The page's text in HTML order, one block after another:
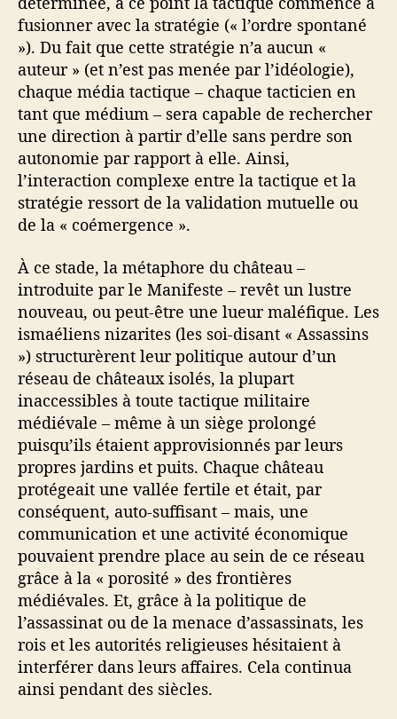
fusionner avec la stratégie (« l’ordre spontané
»). Du fait que cette stratégie n’a aucun «
auteur » (et n’est pas menée par l’idéologie),
chaque média tactique – chaque tacticien en
tant que médium – sera capable de rechercher
une direction à partir d’elle sans perdre son
autonomie par rapport à elle. Ainsi,
l’interaction complexe entre la tactique et la
stratégie ressort de la validation mutuelle ou
de la « coémergence ».
À ce stade, la métaphore du château –
introduite par le Manifeste – revêt un lustre
nouveau, ou peut-être une lueur maléfique. Les
ismaéliens nizarites (les soi-disant « Assassins
») structurèrent leur politique autour d’un
réseau de châteaux isolés, la plupart
inaccessibles à toute tactique militaire
médiévale – même à un siège prolongé
puisqu’ils étaient approvisionnés par leurs
propres jardins et puits. Chaque château
protégeait une vallée fertile et était, par
conséquent, auto-suffisant – mais, une
communication et une activité économique
pouvaient prendre place au sein de ce réseau
grâce à la « porosité » des frontières
médiévales. Et, grâce à la politique de
l’assassinat ou de la menace d’assassinats, les
rois et les autorités religieuses hésitaient à
interférer dans leurs affaires. Cela continua
ainsi pendant des siècles.